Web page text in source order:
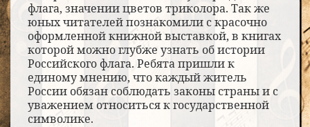
флага, значении цветов триколора. Так же
юных читателей познакомили с красочно
оформленной книжной выставкой, в книгах
которой можно глубже узнать об истории
Российского флага. Ребята пришли к
единому мнению, что каждый житель
России обязан соблюдать законы страны и с
уважением относиться к государственной
символике.